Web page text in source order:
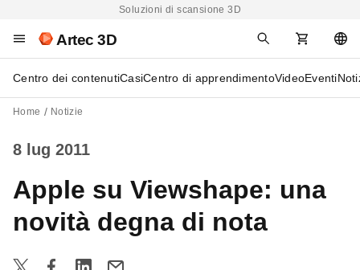
Soluzioni di scansione 3D
Artec 3D
Centro dei contenutiCasiCentro di apprendimentoVideoEventi
Home Notizie
8 lug 2011
Apple su Viewshape: una
novità degna di nota